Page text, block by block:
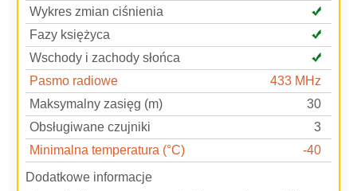
Wykres zmian ciśnienia
Fazy księżyca
Wschody i zachody słońca
Pasmo radiowe
433 MHz
Maksymalny zasięg (m)
30
Obsługiwane czujniki
3
Minimalna temperatura (°C)
-40
Dodatkowe informacje